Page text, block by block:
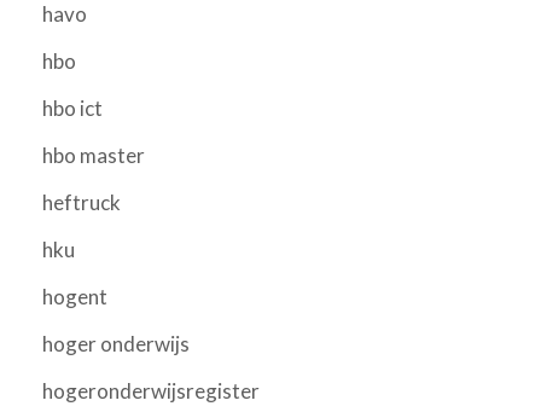
havo
hbo
hbo ict
hbo master
heftruck
hku
hogent
hoger onderwijs
hogeronderwijsregister